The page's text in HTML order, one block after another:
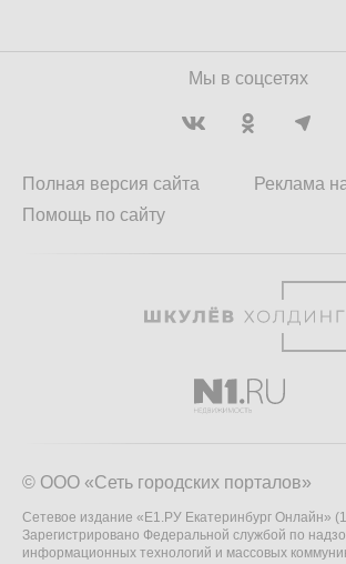
Мы в соцсетях
Полная версия сайта
Помощь по сайту
Реклама
© ООО «Сеть городских порталов»
Сетевое издание «Е1.РУ Екатеринбург Онлайн»
Зарегистрировано Федеральной службой по
информационных технологий и массовых